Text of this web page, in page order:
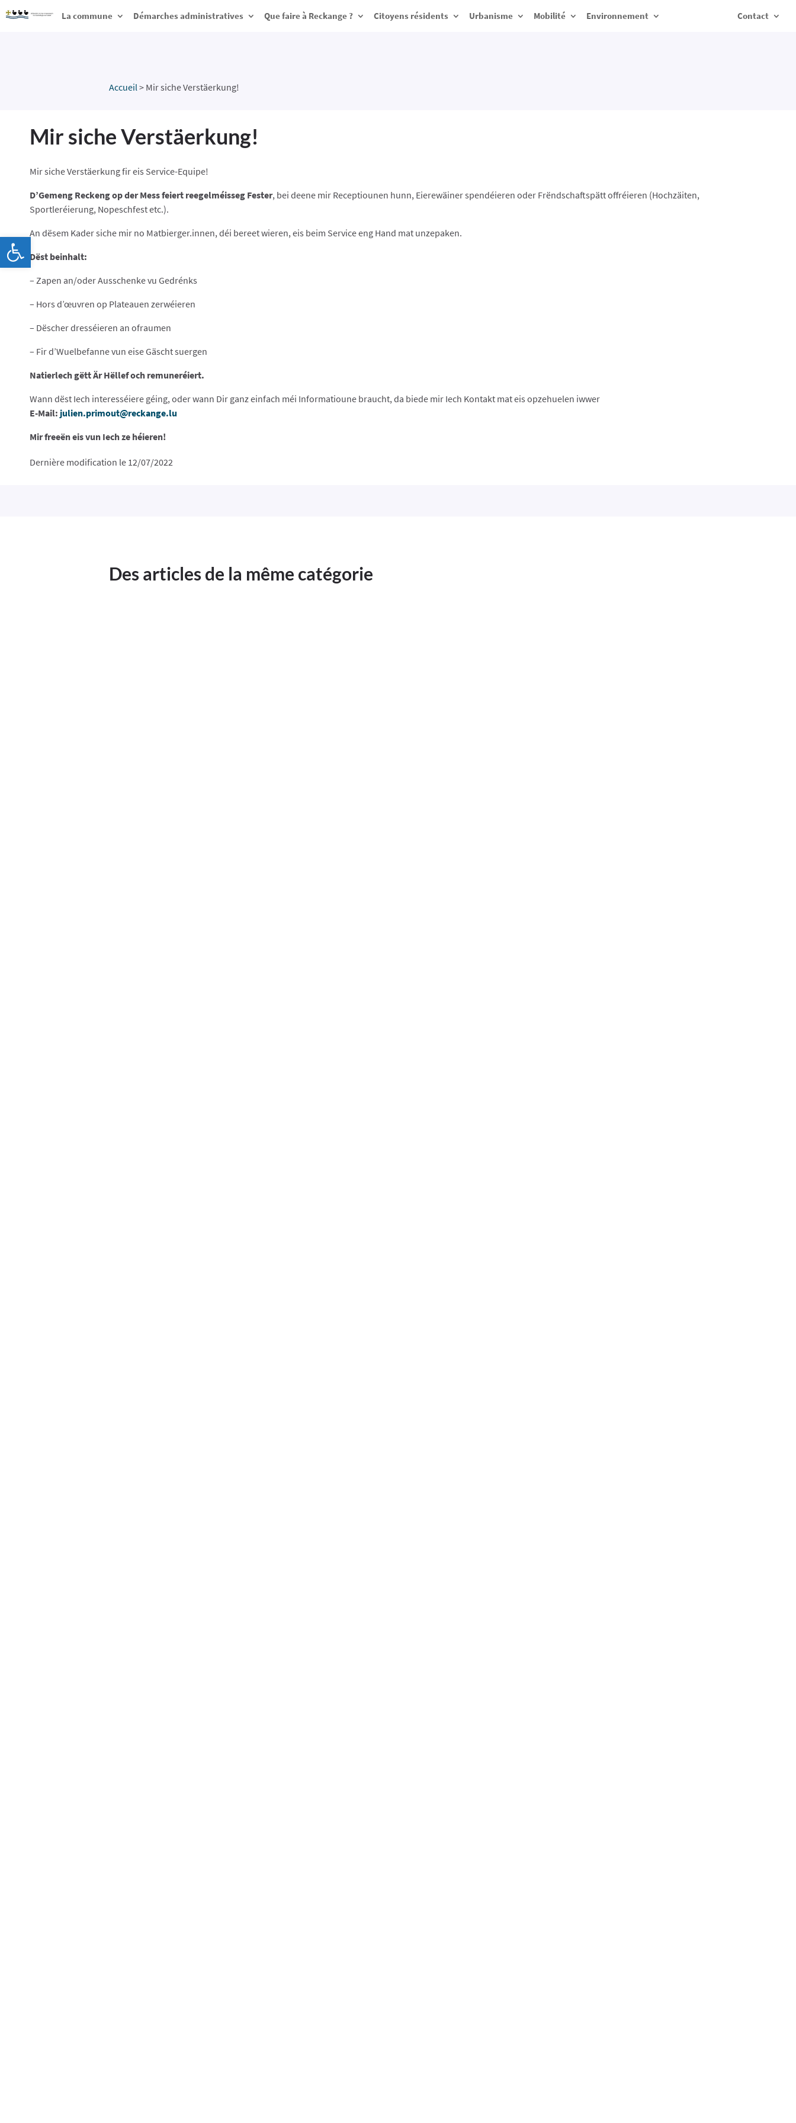
La commune Démarches administratives Que faire à Reckange ? Citoyens résidents Urbanisme Mobilité Environnement Contact
Accueil > Mir siche Verstäerkung!
Mir siche Verstäerkung!
Mir siche Verstäerkung fir eis Service-Equipe!
D’Gemeng Reckeng op der Mess feiert reegelméisseg Fester, bei deene mir Receptiounen hunn, Eierewäiner spendéieren oder Frëndschaftspätt offréieren (Hochzäiten,
Sportleréierung, Nopeschfest etc.).
An dësem Kader siche mir no Matbierger.innen, déi bereet wieren, eis beim Service eng Hand mat unzepaken.
Dëst beinhalt:
– Zapen an/oder Ausschenke vu Gedrénks
– Hors d’œuvren op Plateauen zerwéieren
– Dëscher dresséieren an ofraumen
– Fir d’Wuelbefanne vun eise Gäscht suergen
Natierlech gëtt Är Hëllef och remuneréiert.
Wann dëst Iech interesséiere géing, oder wann Dir ganz einfach méi Informatioune braucht, da biede mir Iech Kontakt mat eis opzehuelen iwwer
E-Mail: julien.primout@reckange.lu
Mir freeën eis vun Iech ze héieren!
Dernière modification le 12/07/2022
Des articles de la même catégorie
Ouvrir la barre d’outils